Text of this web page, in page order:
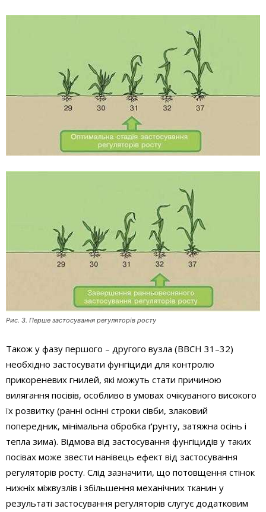
Рис. 3. Перше застосування регуляторів росту
Також у фазу першого – другого вузла (ВВСН 31–32)
необхідно застосувати фунгіциди для контролю
прикореневих гнилей, які можуть стати причиною
вилягання посівів, особливо в умовах очікуваного високого
їх розвитку (ранні осінні строки сівби, злаковий
попередник, мінімальна обробка ґрунту, затяжна осінь і
тепла зима). Відмова від застосування фунгіцидів у таких
посівах може звести нанівець ефект від застосування
регуляторів росту. Слід зазначити, що потовщення стінок
нижніх міжвузлів і збільшення механічних тканин у
результаті застосування регуляторів слугує додатковим